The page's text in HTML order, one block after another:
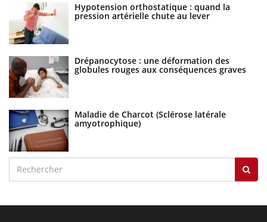
Hypotension orthostatique : quand la
pression artérielle chute au lever
Drépanocytose : une déformation des
globules rouges aux conséquences graves
Maladie de Charcot (Sclérose latérale
amyotrophique)